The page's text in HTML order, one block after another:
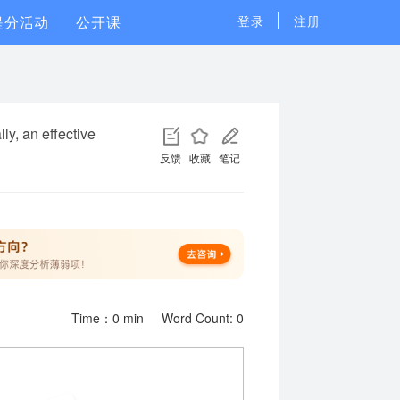
分活动 公开课 登录 注册
收藏 笔记
反馈
an effective
Word Count: 0
Time： 0 min